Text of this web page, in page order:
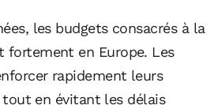
les budgets consacrés à la
fortement en Europe. Les
rapidement leurs
en évitant les délais